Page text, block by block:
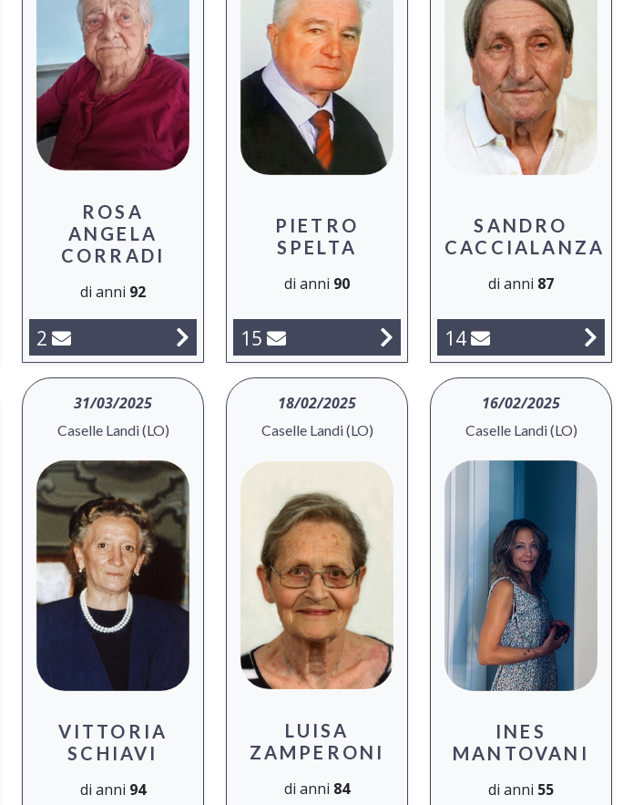
ROSA
ANGELA
CORRADI
di anni 92
2
PIETRO
SPELTA
di anni 90
15
SANDRO
CACCIALANZA
di anni 87
14
31/03/2025
Caselle Landi (LO)
VITTORIA
SCHIAVI
di anni 94
18/02/2025
Caselle Landi (LO)
LUISA
ZAMPERONI
di anni 84
16/02/2025
Caselle Landi (LO)
INES
MANTOVANI
di anni 55